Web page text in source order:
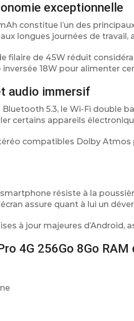
exceptionnelle
constitue l’un des
longues journées de travail,
filaire de 45W réduit
18W pour alimenter
audio immersif
5.3, le Wi-Fi double
certains appareils
compatibles Dolby
résiste à la
assure quant à lui un
à jour majeures d’Android,
4G 256Go 8Go